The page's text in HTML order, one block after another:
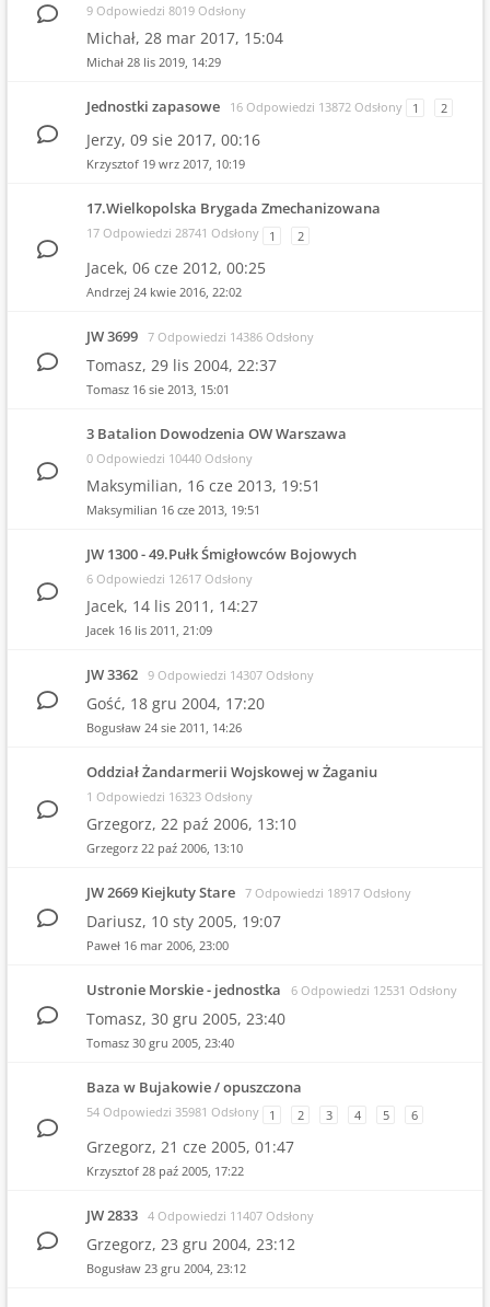
9 Odpowiedzi 8019 Odsłony
Michał, 28 mar 2017, 15:04
Michał 28 lis 2019, 14:29
Jednostki zapasowe 16 Odpowiedzi 13872 Odsłony 1 2
Jerzy, 09 sie 2017, 00:16
Krzysztof 19 wrz 2017, 10:19
17.Wielkopolska Brygada Zmechanizowana
17 Odpowiedzi 28741 Odsłony 1 2
Jacek, 06 cze 2012, 00:25
Andrzej 24 kwie 2016, 22:02
JW 3699 7 Odpowiedzi 14386 Odsłony
Tomasz, 29 lis 2004, 22:37
Tomasz 16 sie 2013, 15:01
3 Batalion Dowodzenia OW Warszawa
0 Odpowiedzi 10440 Odsłony
Maksymilian, 16 cze 2013, 19:51
Maksymilian 16 cze 2013, 19:51
JW 1300 - 49.Pułk Śmigłowców Bojowych
6 Odpowiedzi 12617 Odsłony
Jacek, 14 lis 2011, 14:27
Jacek 16 lis 2011, 21:09
JW 3362 9 Odpowiedzi 14307 Odsłony
Gość, 18 gru 2004, 17:20
Bogusław 24 sie 2011, 14:26
Oddział Żandarmerii Wojskowej w Żaganiu
1 Odpowiedzi 16323 Odsłony
Grzegorz, 22 paź 2006, 13:10
Grzegorz 22 paź 2006, 13:10
JW 2669 Kiejkuty Stare 7 Odpowiedzi 18917 Odsłony
Dariusz, 10 sty 2005, 19:07
Paweł 16 mar 2006, 23:00
Ustronie Morskie - jednostka 6 Odpowiedzi 12531 Odsłony
Tomasz, 30 gru 2005, 23:40
Tomasz 30 gru 2005, 23:40
Baza w Bujakowie / opuszczona
54 Odpowiedzi 35981 Odsłony 1 2 3 4 5 6
Grzegorz, 21 cze 2005, 01:47
Krzysztof 28 paź 2005, 17:22
JW 2833 4 Odpowiedzi 11407 Odsłony
Grzegorz, 23 gru 2004, 23:12
Bogusław 23 gru 2004, 23:12